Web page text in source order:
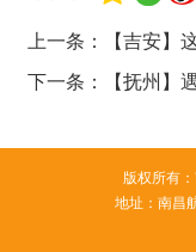
上一条： 【吉安】
下一条： 【抚州】
版权所有
地址：南昌